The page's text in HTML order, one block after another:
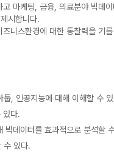
마케팅, 금융, 의료분야 빅데
시합니다.
니스환경에 대한 통찰력을 기
, 인공지능에 대해 이해할 수
있다.
데이터를 효과적으로 분석할
수 있다.